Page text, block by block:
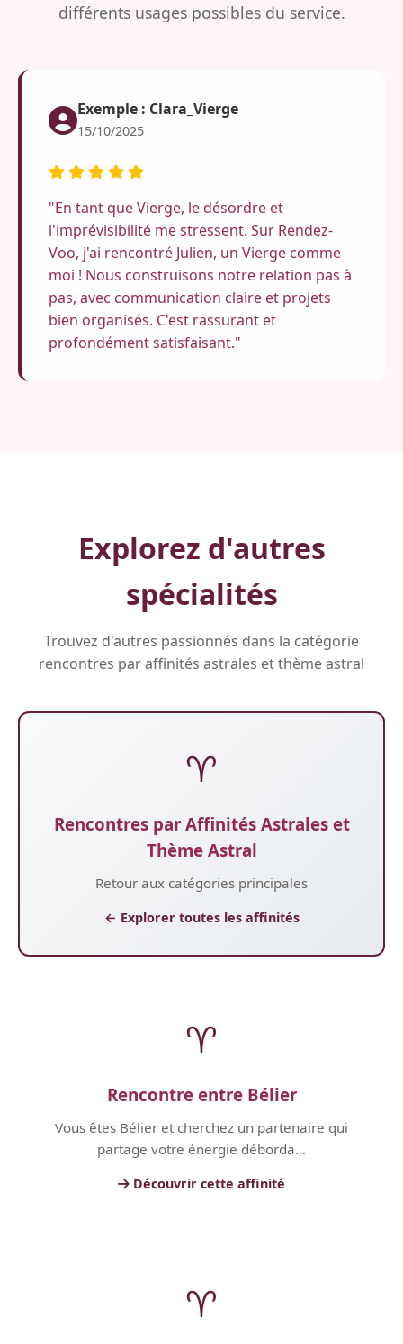
différents usages possibles du service.
Exemple : Clara_Vierge
15/10/2025
"En tant que Vierge, le désordre et
l'imprévisibilité me stressent. Sur Rendez-
Voo, j'ai rencontré Julien, un Vierge comme
moi ! Nous construisons notre relation pas à
pas, avec communication claire et projets
bien organisés. C'est rassurant et
profondément satisfaisant."
Explorez d'autres
spécialités
Trouvez d'autres passionnés dans la catégorie
rencontres par affinités astrales et thème astral
♈
Rencontres par Affinités Astrales et
Thème Astral
Retour aux catégories principales
← Explorer toutes les affinités
♈
Rencontre entre Bélier
Vous êtes Bélier et cherchez un partenaire qui
partage votre énergie déborda...
Découvrir cette affinité
♈